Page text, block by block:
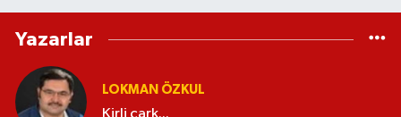
Yazarlar
LOKMAN ÖZKUL
Kirli çark...